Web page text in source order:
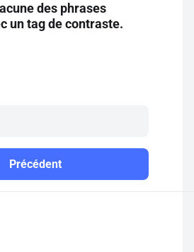
gratuitement
des phrases
un tag de contraste.
Précédent